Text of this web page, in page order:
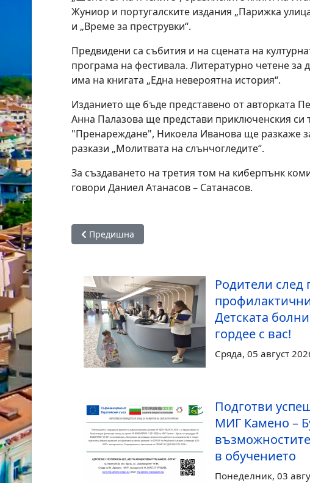
Жуниор и португалските издания „Парижка
и „Време за преструвки“.
Предвидени са събития и на сцената на културна
програма на фестивала. Литературно четене за
има на книгата „Една невероятна история“.
Изданието ще бъде представено от авторката
Анна Палазова ще представи приключенския си
"Пренареждане", Никоела Иванова ще разкаже
разкази „Молитвата на слънчогледите“.
За създаването на третия том на киберпънк
говори Даниел Атанасов – Сатанасов.
Предишна статия: Министърът на транспорта
Предишна
Родители след
Детската
гордее с вас!
Сряда, 05 август
Подготви
МИГ Камено –
в обучението
Понеделник, 03